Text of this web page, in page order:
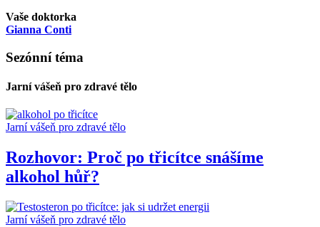
Vaše doktorka
Gianna Conti
Sezónní téma
Jarní vášeň pro zdravé tělo
Jarní vášeň pro zdravé tělo
Rozhovor: Proč po třicítce snášíme
alkohol hůř?
Jarní vášeň pro zdravé tělo